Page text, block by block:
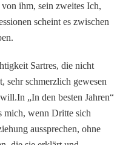
ihm, sein zweites Ich,
scheint es zwischen
Sartres, die nicht
sehr schmerzlich gewesen
„In den besten Jahren“
mich, wenn Dritte sich
aussprechen, ohne